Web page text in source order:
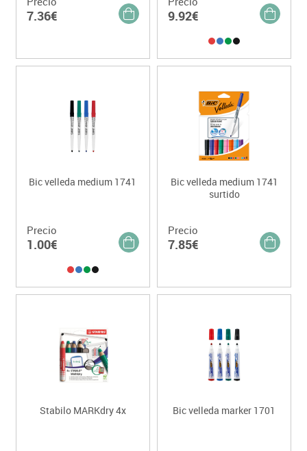
7.36€ 9.92€
Bic velleda medium 1741
Precio
1.00€
Bic velleda medium 1741
surtido
Precio
7.85€
Stabilo MARKdry 4x Bic velleda marker 1701